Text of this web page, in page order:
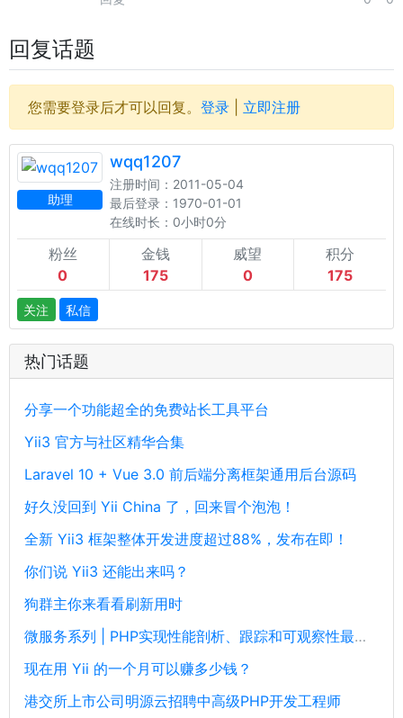
回复话题
您需要登录后才可以回复。 登录 立即注册
助理
wqq1207
注册时间：2011-05-04
最后登录：1970-01-01
在线时长：0小时0分
粉丝
0
金钱
175
威望
0
积分
175
关注 私信
热门话题
分享一个功能超全的免费站长工具平台
Yii3 官方与社区精华合集
Laravel 10 + Vue 3.0 前后端分离框架通用后台源码
好久没回到 Yii China 了，回来冒个泡泡！
全新 Yii3 框架整体开发进度超过88%，发布在即！
你们说 Yii3 还能出来吗？
狗群主你来看看刷新用时
微服务系列 | PHP实现性能剖析、跟踪和可观察性最佳实践
现在用 Yii 的一个月可以赚多少钱？
港交所上市公司明源云招聘中高级PHP开发工程师